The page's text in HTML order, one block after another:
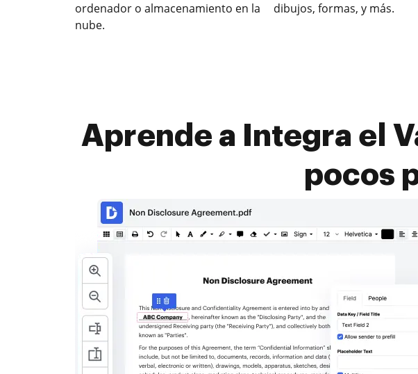
ordenador o almacenamiento en la
nube.
dibujos, formas, y más.
Aprende a Integra el
pocos